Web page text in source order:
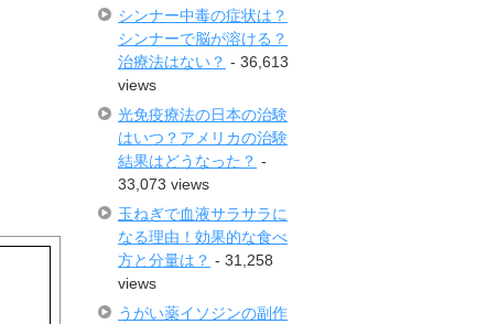
シンナー中毒の症状は？
シンナーで脳が溶ける？
治療法はない？ - 36,613
views
光免疫療法の日本の治験
はいつ？アメリカの治験
結果はどうなった？ -
33,073 views
玉ねぎで血液サラサラに
なる理由！効果的な食べ
方と分量は？ - 31,258
views
うがい薬イソジンの副作